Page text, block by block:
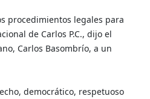
procedimientos legales para
de Carlos P.C., dijo el
Carlos Basombrío, a un
democrático, respetuoso